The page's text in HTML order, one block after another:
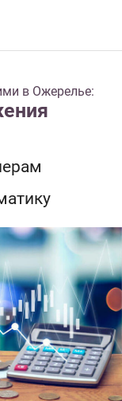
в Ожерелье: